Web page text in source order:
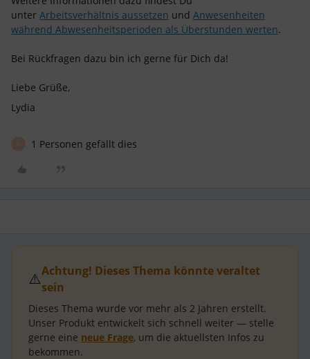
unter Arbeitsverhältnis aussetzen und Anwesenheiten
während Abwesenheitsperioden als Überstunden werten.
Bei Rückfragen dazu bin ich gerne für Dich da!
Liebe Grüße,
Lydia
1 Personen gefällt dies
⚠️Achtung! Dieses Thema könnte veraltet
sein
Dieses Thema wurde vor mehr als 2 Jahren erstellt.
Unser Produkt entwickelt sich schnell weiter — stelle
gerne eine neue Frage, um die aktuellsten Infos zu
bekommen.